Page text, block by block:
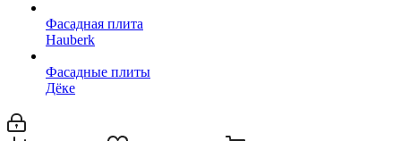
Фасадная плита
Hauberk
Фасадные плиты
Дёке